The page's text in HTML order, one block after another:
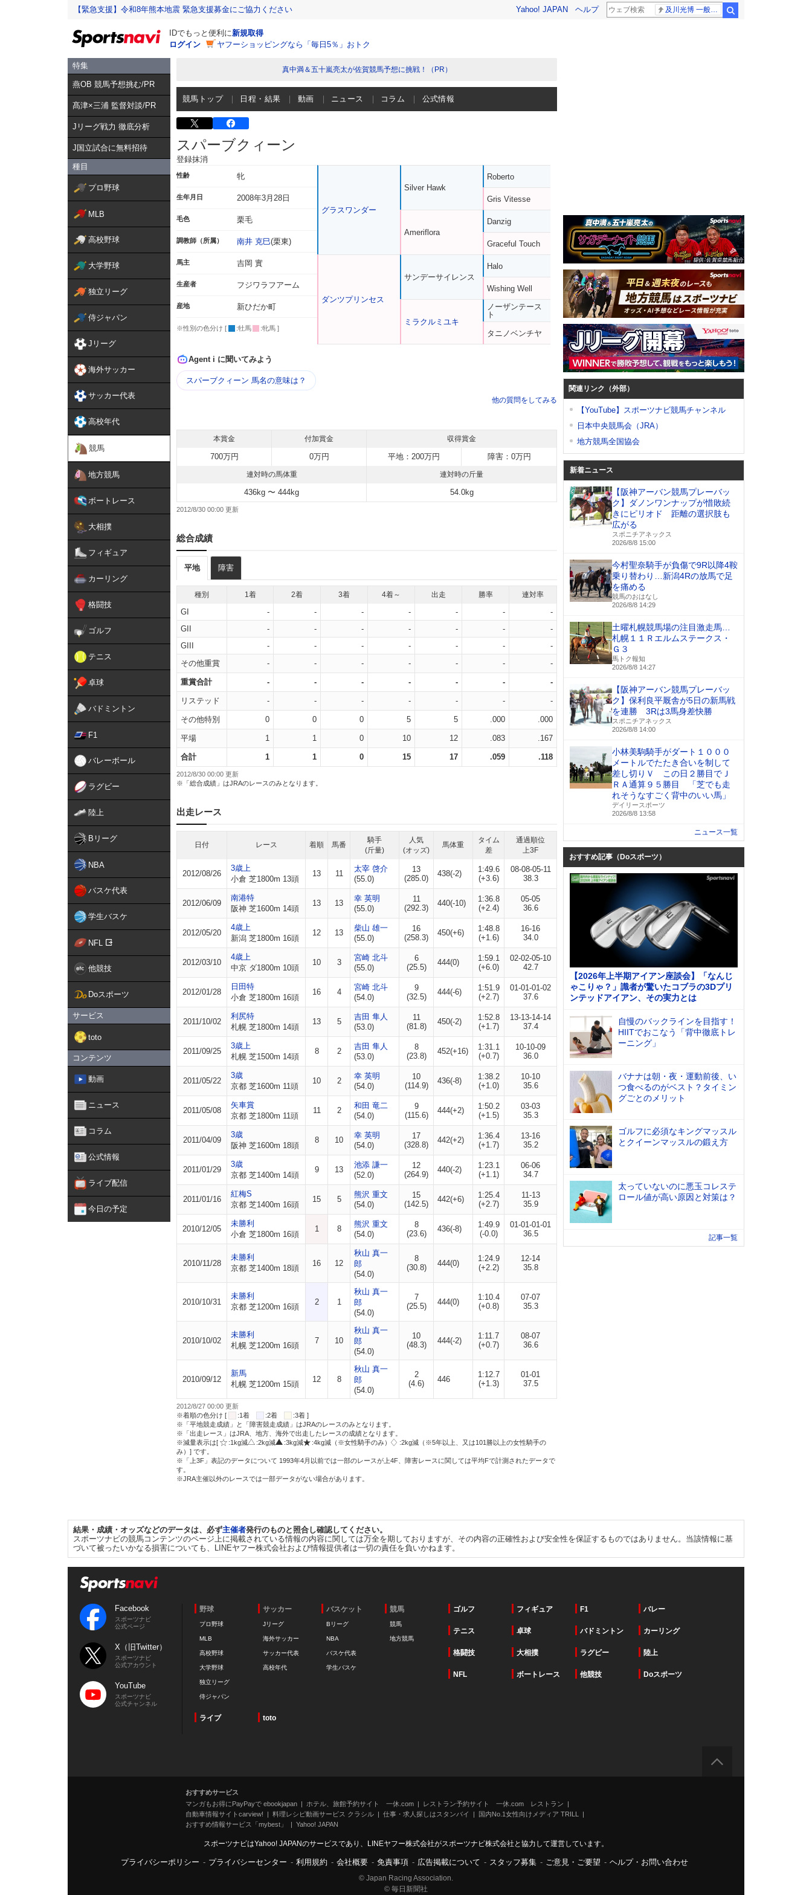
【緊急支援】令和8年熊本地震 緊急支援募金にご協力ください Yahoo! JAPAN ヘルプ
IDでもっと便利に新規取得
ログイン
ヤフーショッピングなら「毎日5％」おトク
特集
燕OB 競馬予想挑む/PR
髙津×三浦 監督対談/PR
Jリーグ戦力 徹底分析
J国立試合に無料招待
種目
プロ野球
MLB
高校野球
大学野球
独立リーグ
侍ジャパン
Jリーグ
海外サッカー
サッカー代表
高校年代
競馬
地方競馬
ボートレース
大相撲
フィギュア
カーリング
格闘技
ゴルフ
テニス
卓球
バドミントン
F1
バレーボール
ラグビー
陸上
Bリーグ
NBA
バスケ代表
学生バスケ
NFL
他競技
Doスポーツ
サービス
toto
コンテンツ
動画
ニュース
コラム
公式情報
ライブ配信
今日の予定
真中満＆五十嵐亮太が佐賀競馬予想に挑戦！（PR）
競馬トップ 日程・結果 動画 ニュース コラム 公式情報
スパーブクィーン
登録抹消
性齢 牝
生年月日 2008年3月28日
毛色 栗毛
調教師（所属） 南井 克巳(栗東)
馬主 吉岡 實
生産者 フジワラフアーム
産地 新ひだか町
※性別の色分け [ :牡馬 :牝馬 ]
グラスワンダー
ダンツプリンセス
Silver Hawk
Ameriflora
サンデーサイレンス
ミラクルミユキ
Roberto
Gris Vitesse
Danzig
Graceful Touch
Halo
Wishing Well
ノーザンテース
ト
タニノベンチヤ
Agent i に聞いてみよう
スパーブクィーン 馬名の意味は？
他の質問をしてみる
本賞金 付加賞金 収得賞金
700万円 0万円 平地：200万円 障害：0万円
連対時の馬体重 連対時の斤量
436kg 〜 444kg 54.0kg
2012/8/30 00:00
総合成績
平地 障害
種別 1着 2着 3着 4着～ 出走 勝率 連対率
GI - - - - - -
-
GII
- - - - - -
-
GIII
- - - - - -
-
その他重賞
- - - - - - -
重賞合計 - - - - - - -
リステッド - - - - - - -
その他特別 0 0 0 5 5 .000 .000
平場 1 1 0 10 12 .083 .167
合計 1 1 0 15 17 .059 .118
2012/8/30 00:00 更新
※「総合成績」はJRAのレースのみとなります。
出走レース
日付 レース 着順 馬番
騎手
(斤量)
人気
(オッズ)
馬体重
タイム
差
通過順位
上3F
2012/08/26
3歳上
小倉 芝1800m 13頭
13 11
太宰 啓介
(55.0)
13
(285.0)
438(-2)
1:49.6
(+3.6)
08-08-05-11
38.3
2012/06/09
南港特
阪神 芝1600m 14頭
13 13
幸 英明
(55.0)
11
(292.3)
440(-10)
1:36.8
(+2.4)
05-05
36.6
2012/05/20
4歳上
新潟 芝1800m 16頭
12 13
柴山 雄一
(55.0)
16
(258.3)
450(+6)
1:48.8
(+1.6)
16-16
34.0
2012/03/10
4歳上
中京 ダ1800m 10頭
10 3
宮崎 北斗
(55.0)
6
(25.5)
444(0)
1:59.1
(+6.0)
02-02-05-10
42.7
2012/01/28
日田特
小倉 芝1800m 16頭
16 4
宮崎 北斗
(54.0)
9
(32.5)
444(-6)
1:51.9
(+2.7)
01-01-01-02
37.6
2011/10/02
利尻特
札幌 芝1800m 14頭
13 5
吉田 隼人
(53.0)
11
(81.8)
450(-2)
1:52.8
(+1.7)
13-13-14-14
37.4
2011/09/25
3歳上
札幌 芝1500m 14頭
8 2
吉田 隼人
(53.0)
8
(23.8)
452(+16)
1:31.1
(+0.7)
10-10-09
36.0
2011/05/22
3歳
京都 芝1600m 11頭
10 2
幸 英明
(54.0)
10
(114.9)
436(-8)
1:38.2
(+1.0)
10-10
35.6
2011/05/08
矢車賞
京都 芝1800m 11頭
11 2
和田 竜二
(54.0)
9
(115.6)
444(+2)
1:50.2
(+1.5)
03-03
35.3
2011/04/09
3歳
阪神 芝1600m 18頭
8 10
幸 英明
(54.0)
17
(328.8)
442(+2)
1:36.4
(+1.7)
13-16
35.2
2011/01/29
3歳
京都 芝1400m 14頭
9 13
池添 謙一
(52.0)
12
(264.9)
440(-2)
1:23.1
(+1.1)
06-06
34.7
2011/01/16
紅梅S
京都 芝1400m 16頭
15 5
熊沢 重文
(54.0)
15
(142.5)
442(+6)
1:25.4
(+2.7)
11-13
35.9
2010/12/05
未勝利
小倉 芝1800m 16頭
1 8
熊沢 重文
(54.0)
8
(23.6)
436(-8)
1:49.9
(-0.0)
01-01-01-01
36.5
2010/11/28
未勝利
京都 芝1400m 18頭
16 12
秋山 真一
郎
(54.0)
8
(30.8)
444(0)
1:24.9
(+2.2)
12-14
35.8
2010/10/31
未勝利
京都 芝1200m 16頭
2 1
秋山 真一
郎
(54.0)
7
(25.5)
444(0)
1:10.4
(+0.8)
07-07
35.3
2010/10/02
未勝利
札幌 芝1200m 16頭
7 10
秋山 真一
郎
(54.0)
10
(48.3)
444(-2)
1:11.7
(+0.7)
08-07
36.6
2010/09/12
新馬
札幌 芝1200m 15頭
12 8
秋山 真一
郎
(54.0)
2
(4.6)
446
1:12.7
(+1.3)
01-01
37.5
2012/8/27 00:00 更新
※着順の色分け [
:1着 :2着
:3着 ]
※「平地競走成績」と「障害競走成績」はJRAのレースのみとなります。
※「出走レース」はJRA、地方、海外で出走したレースの成績となります。
※減量表示は[
:1kg減 :2kg減 :3kg減 :4kg減（※女性騎手のみ）
:2kg減（※5年以上、又は101勝以上の女性騎手の
み）] です。
※「上3F」表記のデータについて 1993年4月以前では一部のレースが上4F、障害レースに関しては平均Fで計測されたデータで
す。
※JRA主催以外のレースでは一部データがない場合があります。
関連リンク（外部）
【YouTube】スポーツナビ競馬チャンネル
日本中央競馬会（JRA）
地方競馬全国協会
新着ニュース
【阪神アーバン競馬プレーバッ
ク】ダノンワンナップが惜敗続
きにピリオド 距離の選択肢も
広がる
スポニチアネックス
2026/8/8 15:00
今村聖奈騎手が負傷で9R以降4鞍
乗り替わり…新潟4Rの放馬で足
を痛める
競馬のおはなし
2026/8/8 14:29
土曜札幌競馬場の注目激走馬…
札幌１１Ｒエルムステークス・
Ｇ３
馬トク報知
2026/8/8 14:27
【阪神アーバン競馬プレーバッ
ク】保利良平厩舎が5日の新馬戦
を連勝 3Rは3馬身差快勝
スポニチアネックス
2026/8/8 14:00
小林美駒騎手がダート１０００
メートルでたたき合いを制して
差し切りＶ この日２勝目でＪ
ＲＡ通算９５勝目 「芝でも走
れそうなすごく背中のいい馬」
デイリースポーツ
2026/8/8 13:58
ニュース一覧
おすすめ記事（Doスポーツ）
【2026年上半期アイアン座談会】「なんじ
ゃこりゃ？」識者が驚いたコブラの3Dプリ
ンテッドアイアン、その実力とは
自慢のバックラインを目指す！
HIITでおこなう「背中徹底トレ
ーニング」
バナナは朝・夜・運動前後、い
つ食べるのがベスト？タイミン
グごとのメリット
ゴルフに必須なキングマッスル
とクイーンマッスルの鍛え方
太っていないのに悪玉コレステ
ロール値が高い原因と対策は？
記事一覧
結果・成績・オッズなどのデータは、必ず主催者発行のものと照合し確認してください。
スポーツナビの競馬コンテンツのページ上に掲載されている情報の内容に関しては万全を期しておりますが、その内容の正確性および安全性を保証するものではありません。当該情報に基
づいて被ったいかなる損害についても、LINEヤフー株式会社および情報提供者は一切の責任を負いかねます。
Facebook
スポーツナビ
公式ページ
X（旧Twitter）
スポーツナビ
公式アカウント
YouTube
スポーツナビ
公式チャンネル
野球
プロ野球
MLB
高校野球
大学野球
独立リーグ
侍ジャパン
サッカー
Jリーグ
海外サッカー
サッカー代表
高校年代
バスケット
Bリーグ
NBA
バスケ代表
学生バスケ
競馬
競馬
地方競馬
ゴルフ フィギュア F1 バレー
テニス 卓球 バドミントン カーリング
格闘技 大相撲 ラグビー 陸上
NFL ボートレース 他競技 Doスポーツ
ライブ toto
おすすめサービス
マンガもお得にPayPayで ebookjapan
ホテル、旅館予約サイト 一休.com
レストラン予約サイト 一休.com レストラン
自動車情報サイトcarview!
料理レシピ動画サービス クラシル 仕事・求人探しはスタンバイ
国内No.1女性向けメディア TRILL
おすすめ情報サービス「mybest」
Yahoo! JAPAN
スポーツナビはYahoo! JAPANのサービスであり、LINEヤフー株式会社がスポーツナビ株式会社と協力して運営しています。
プライバシーポリシー - プライバシーセンター - 利用規約 - 会社概要 - 免責事項 - 広告掲載について - スタッフ募集 - ご意見・ご要望 - ヘルプ・お問い合わせ
© Japan Racing Association.
© 毎日新聞社